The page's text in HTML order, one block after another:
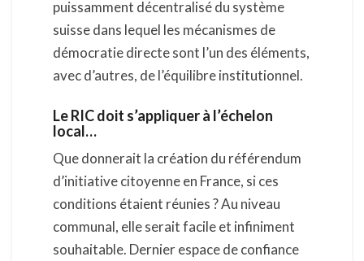
puissamment décentralisé du système
suisse dans lequel les mécanismes de
démocratie directe sont l’un des éléments,
avec d’autres, de l’équilibre institutionnel.
Le RIC doit s’appliquer à l’échelon
local…
Que donnerait la création du référendum
d’initiative citoyenne en France, si ces
conditions étaient réunies ? Au niveau
communal, elle serait facile et infiniment
souhaitable. Dernier espace de confiance